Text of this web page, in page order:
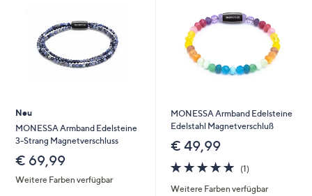
Geräten
rechts,
um
diese
anzuzeigen.
Neu
MONESSA Armband Edelsteine
3-Strang Magnetverschluss
€ 69,99
Weitere Farben verfügbar
MONESSA Armband Edelsteine
Edelstahl Magnetverschluß
€ 49,99
5.0
von
5
(1)1
Weitere Farben verfügbar